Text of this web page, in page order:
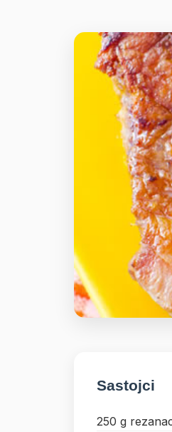
Sastojci
250 g